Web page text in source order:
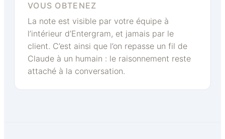
VOUS OBTENEZ
La note est visible par votre équipe à
l’intérieur d’Entergram, et jamais par le
client. C’est ainsi que l’on repasse un fil de
Claude à un humain : le raisonnement reste
attaché à la conversation.